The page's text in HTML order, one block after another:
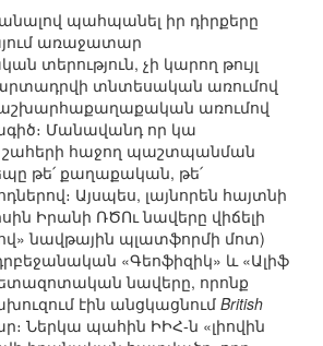
պահպանել իր դիրքերը
առաջատար
տերություն, չի կարող թույլ
տնտեսական առումով
առումով
Մանավանդ որ կա
շահերի հաջող պաշտպանման
թե՛ քաղաքական, թե՛
Այսպես, լայնորեն հայտնի
Իրանի ՌԾՈւ նավերը վիճելի
նավթային պլատֆորմի մոտ)
«Գեոֆիզիկ» և «Ալիֆ
նավերը, որոնք
էին անցկացնումBritish
Ներկա պահին ԻԻՀ-ն «լիովին